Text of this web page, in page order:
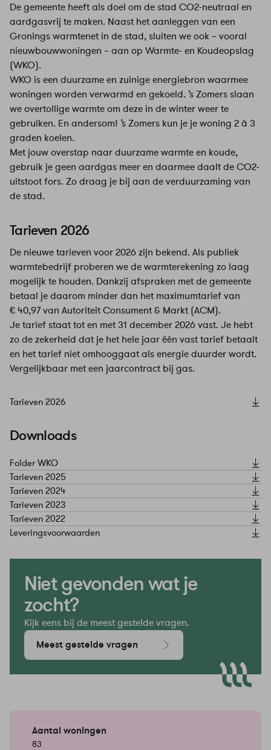
De gemeente heeft als doel om de stad CO2-neutraal en
aardgasvrij te maken. Naast het aanleggen van een
Gronings warmtenet in de stad, sluiten we ook – vooral
nieuwbouwwoningen – aan op Warmte- en Koudeopslag
(WKO).
WKO is een duurzame en zuinige energiebron waarmee
woningen worden verwarmd en gekoeld. ’s Zomers slaan
we overtollige warmte om deze in de winter weer te
gebruiken. En andersom! ’s Zomers kun je je woning 2 à 3
graden koelen.
Met jouw overstap naar duurzame warmte en koude,
gebruik je geen aardgas meer en daarmee daalt de CO2-
uitstoot fors. Zo draag je bij aan de verduurzaming van
de stad.
Tarieven 2026
De nieuwe tarieven voor 2026 zijn bekend. Als publiek
warmtebedrijf proberen we de warmterekening zo laag
mogelijk te houden. Dankzij afspraken met de gemeente
betaal je daarom minder dan het maximumtarief van
€ 40,97 van Autoriteit Consument & Markt (ACM).
Je tarief staat tot en met 31 december 2026 vast. Je hebt
zo de zekerheid dat je het hele jaar één vast tarief betaalt
en het tarief niet omhooggaat als energie duurder wordt.
Vergelijkbaar met een jaarcontract bij gas.
Tarieven 2026
Downloads
Folder WKO
Tarieven 2025
Tarieven 2024
Tarieven 2023
Tarieven 2022
Leveringsvoorwaarden
Niet gevonden wat je
zocht?
Kijk eens bij de meest gestelde vragen.
Meest gestelde vragen
Aantal woningen
83